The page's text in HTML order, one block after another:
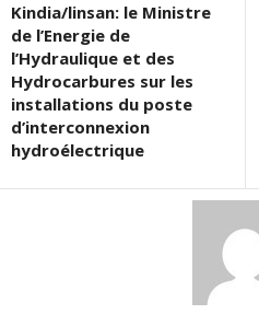
Kindia/linsan: le Ministre
de l’Energie de
l’Hydraulique et des
Hydrocarbures sur les
installations du poste
d’interconnexion
hydroélectrique